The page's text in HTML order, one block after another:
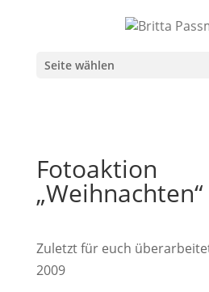
Seite wählen
Fotoaktion
„Weihnachten“
Zuletzt für euch
2009